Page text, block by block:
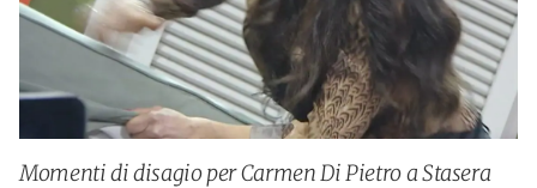
Momenti di disagio per Carmen Di Pietro a Stasera